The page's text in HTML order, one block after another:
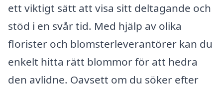
ett viktigt sätt att visa sitt deltagande och
stöd i en svår tid. Med hjälp av olika
florister och blomsterleverantörer kan du
enkelt hitta rätt blommor för att hedra
den avlidne. Oavsett om du söker efter